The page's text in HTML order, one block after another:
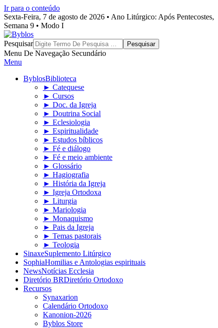
Ir para o conteúdo
Sexta-Feira, 7 de agosto de 2026 • Ano Litúrgico: Após Pentecostes,
Semana 9 • Modo I
Byblos
Pesquisar
Menu De Navegação Secundário
Menu
ByblosBiblioteca
► Catequese
► Cursos
► Doc. da Igreja
► Doutrina Social
► Eclesiologia
► Espiritualidade
► Estudos bíblicos
► Fé e diálogo
► Fé e meio ambiente
► Glossário
► Hagiografia
► História da Igreja
► Igreja Ortodoxa
► Liturgia
► Mariologia
► Monaquismo
► Pais da Igreja
► Temas pastorais
► Teologia
SinaxeSuplemento Litúrgico
SophiaHomilias e Antologias espirituais
NewsNotícias Ecclesia
Diretório BRDiretório Ortodoxo
Recursos
Synaxarion
Calendário Ortodoxo
Kanonion-2026
Byblos Store